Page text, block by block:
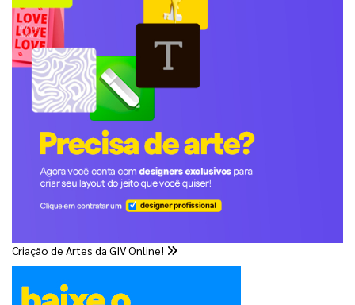
Criação de Artes da GIV Online!